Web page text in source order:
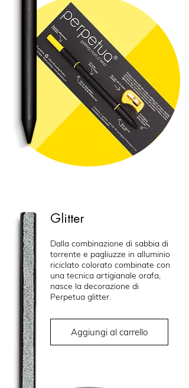
Glitter
Dalla combinazione di sabbia di
torrente e pagliuzze in alluminio
riciclato colorato combinate con
una tecnica artigianale orafa,
nasce la decorazione di
Perpetua glitter.
Aggiungi al carrello